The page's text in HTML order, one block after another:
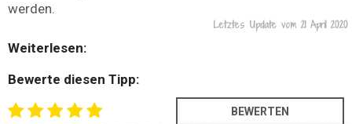
werden.
Letztes Update vom 21 April 2020
Weiterlesen:
Bewerte diesen Tipp: